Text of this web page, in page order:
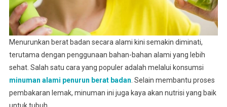
Menurunkan berat badan secara alami kini semakin diminati,
terutama dengan penggunaan bahan-bahan alami yang lebih
sehat. Salah satu cara yang populer adalah melalui konsumsi
minuman alami penurun berat badan . Selain membantu proses
pembakaran lemak, minuman ini juga kaya akan nutrisi yang baik
untuk tubuh.